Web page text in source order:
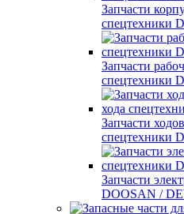
Запчасти
спецтехники
Запчасти
спецтехники
Запчасти
спецтехники
Запчасти
DOOSAN /